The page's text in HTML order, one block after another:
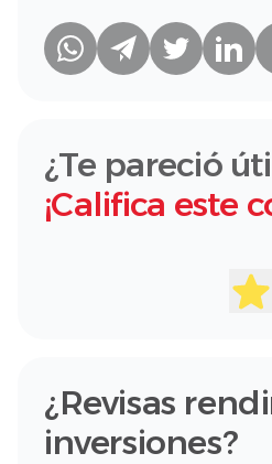
¿Te pareció
¡Califica este
¿Revisas
inversiones?